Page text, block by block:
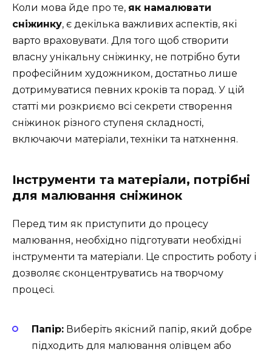
Коли мова йде про те, як намалювати
сніжинку, є декілька важливих аспектів, які
варто враховувати. Для того щоб створити
власну унікальну сніжинку, не потрібно бути
професійним художником, достатньо лише
дотримуватися певних кроків та порад. У цій
статті ми розкриємо всі секрети створення
сніжинок різного ступеня складності,
включаючи матеріали, техніки та натхнення.
Інструменти та матеріали, потрібні
для малювання сніжинок
Перед тим як приступити до процесу
малювання, необхідно підготувати необхідні
інструменти та матеріали. Це спростить роботу і
дозволяє сконцентруватись на творчому
процесі.
Папір: Виберіть якісний папір, який добре
підходить для малювання олівцем або